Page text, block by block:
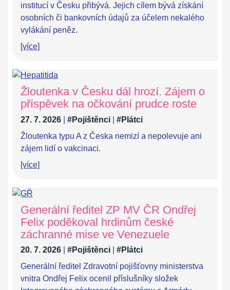
institucí v Česku přibývá. Jejich cílem bývá získání
osobních či bankovních údajů za účelem nekalého
vylákání peněz.
[více]
Žloutenka v Česku dál hrozí. Zájem o
příspěvek na očkování prudce roste
27. 7. 2026 #Pojištěnci
#Plátci
Žloutenka typu A z Česka nemizí a nepolevuje ani
zájem lidí o vakcinaci.
[více]
Generální ředitel ZP MV ČR Ondřej
Felix poděkoval hrdinům české
záchranné mise ve Venezuele
20. 7. 2026 #Pojištěnci
#Plátci
Generální ředitel Zdravotní pojišťovny ministerstva
vnitra Ondřej Felix ocenil příslušníky složek